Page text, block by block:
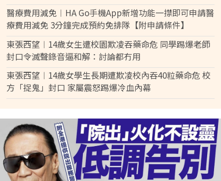
醫療費用減免︱HA Go手機App新增功能一㩒即可申請醫
療費用減免 3分鐘完成預約免排隊【附申請條件】
東張西望︱14歲女生遭校園欺凌吞藥命危 同學踢爆老師
封口令滅聲錄音逼和解：討論都冇用
東張西望︱14歲女學生長期遭欺凌校內吞40粒藥命危 校
方「捉鬼」封口 家屬震怒踢爆冷血內幕